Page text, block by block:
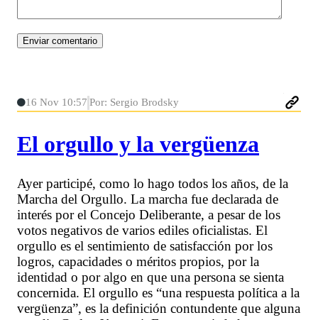
16 Nov 10:57 Por: Sergio Brodsky
El orgullo y la vergüenza
Ayer participé, como lo hago todos los años, de la
Marcha del Orgullo. La marcha fue declarada de
interés por el Concejo Deliberante, a pesar de los
votos negativos de varios ediles oficialistas. El
orgullo es el sentimiento de satisfacción por los
logros, capacidades o méritos propios, por la
identidad o por algo en que una persona se sienta
concernida. El orgullo es “una respuesta política a la
vergüenza”, es la definición contundente que alguna